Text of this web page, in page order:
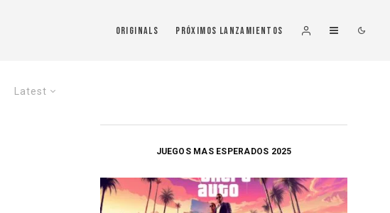
Originals Próximos Lanzamientos
Latest
JUEGOS MAS ESPERADOS 2025